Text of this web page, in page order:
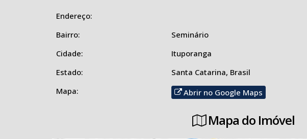
Endereço:
Bairro:
Seminário
Cidade:
Ituporanga
Estado:
Santa Catarina, Brasil
Mapa:
Abrir no Google Maps
Mapa do Imóvel